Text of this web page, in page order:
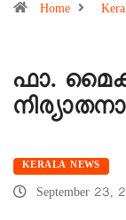
Home
ഫാ.
KERALA NEWS
September 23,